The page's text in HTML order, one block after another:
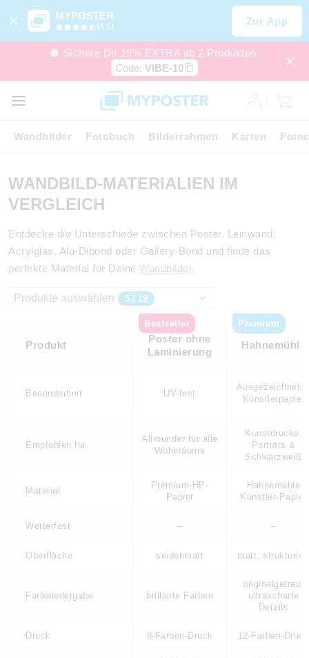
MYPOSTER
(4,6) Zur App
🪩 Sichere Dir 10% EXTRA ab 2 Produkten.
Code: VIBE-10
Wandbilder Fotobuch Bilderrahmen Karten
WANDBILD-MATERIALIEN IM
VERGLEICH
Entdecke die Unterschiede zwischen Poster, Leinwand,
Acrylglas, Alu-Dibond oder Gallery-Bond und finde das
perfekte Material für Deine Wandbilder.
Produkte auswählen 5 / 19
Produkt
Bestseller
Poster ohne
Laminierung
Premium
Hahnemühle
Besonderheit UV-fest
Künstlerpapier
Empfohlen für
Allrounder für alle
Wohnräume
Kunstdrucke,
Porträts &
Schwarzweiß
Material
Premium-HP-
Papier
Hahnemühle
Künstler-Papier
Wetterfest – –
Oberfläche seidenmatt matt, strukturiert
Farbwiedergabe brillante Farben
originalgetreu,
ultrascharfe
Details
Druck 8-Farben-Druck 12-Farben-Druck